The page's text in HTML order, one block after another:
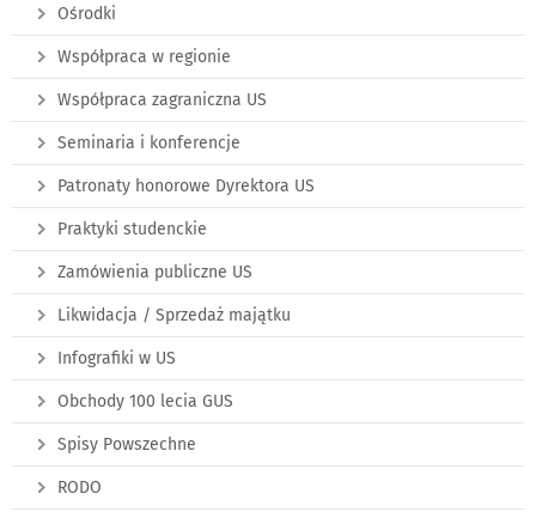
Ośrodki
Współpraca w regionie
Współpraca zagraniczna US
Seminaria i konferencje
Patronaty honorowe Dyrektora US
Praktyki studenckie
Zamówienia publiczne US
Likwidacja / Sprzedaż majątku
Infografiki w US
Obchody 100 lecia GUS
Spisy Powszechne
RODO